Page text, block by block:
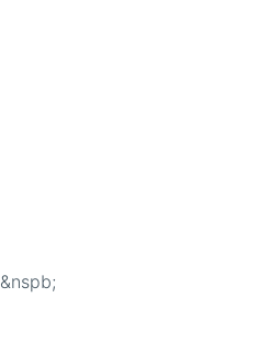
&nspb;